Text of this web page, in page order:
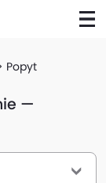
Popyt
—